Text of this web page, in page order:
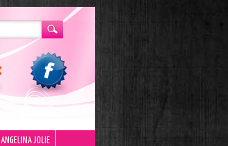
ANGELINA JOLIE